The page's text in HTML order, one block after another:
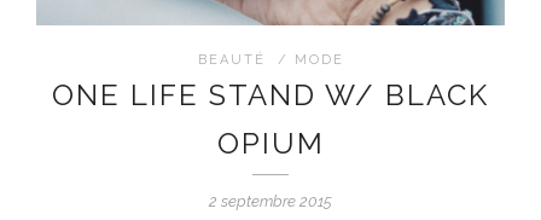
BEAUTÉ / MODE
ONE LIFE STAND W/ BLACK
OPIUM
2 septembre 2015